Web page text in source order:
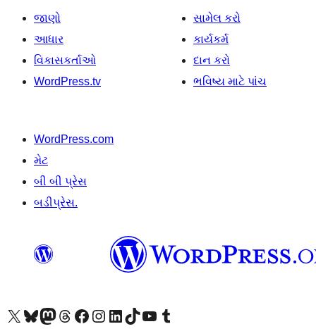
જાણો
આધાર
વિકાસકર્તાઓ
WordPress.tv
સામેલ કરો
કાર્યકર્મ
દાન કરો
ભવિષ્ય માટે પાંચ
WordPress.com
મેટ
બી બી પ્રેસ
બડીપ્રેસ.
અમારા X (અગાઉ ટ્વિટર) એકાઉન્ટની મુલાકાત લોઅમારા Bluesky એકાઉન્ટની મુલાકાત લોઅમારા માસ્ટોડોન એકાઉન્ટની મુલાકાત લોઅમારા Threads એકાઉન્ટની મુલાકાત લો અમારા ફેસબુક પેજની મુલાકાત લોઅમારા ઇન્સ્ટાગ્રામ એકાઉન્ટની મુલાકાત લો અમારા LinkedIn એકાઉન્ટની મુલાકાત લોઅમારા TikTok એકાઉન્ટની મુલાકાત લોઅમારી YouTube ચેનલની મુલાકાત લો અમારા Tumblr એકાઉન્ટની મુલાકાત લો